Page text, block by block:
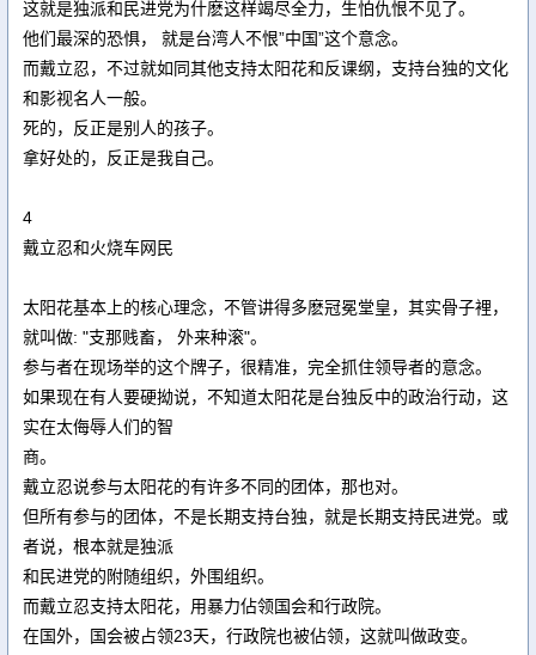
这就是独派和民进党为什麽这样竭尽全力，生怕仇恨不见了。
他们最深的恐惧， 就是台湾人不恨”中国”这个意念。
而戴立忍，不过就如同其他支持太阳花和反课纲，支持台独的文化
和影视名人一般。
死的，反正是别人的孩子。
拿好处的，反正是我自己。
4
戴立忍和火烧车网民
太阳花基本上的核心理念，不管讲得多麽冠冕堂皇，其实骨子裡，
就叫做: "支那贱畜， 外来种滚"。
参与者在现场举的这个牌子，很精准，完全抓住领导者的意念。
如果现在有人要硬拗说，不知道太阳花是台独反中的政治行动，这
实在太侮辱人们的智
商。
戴立忍说参与太阳花的有许多不同的团体，那也对。
但所有参与的团体，不是长期支持台独，就是长期支持民进党。或
者说，根本就是独派
和民进党的附随组织，外围组织。
而戴立忍支持太阳花，用暴力佔领国会和行政院。
在国外，国会被占领23天，行政院也被佔领，这就叫做政变。